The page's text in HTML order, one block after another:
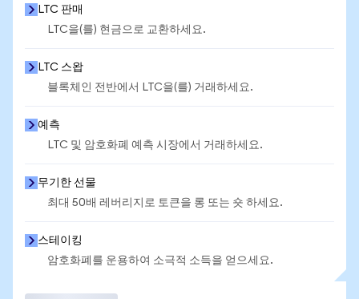
LTC 판매
LTC을(를) 현금으로 교환하세요.
LTC 스왑
블록체인 전반에서 LTC을(를) 거래하세요.
예측
LTC 및 암호화폐 예측 시장에서 거래하세요.
무기한 선물
최대 50배 레버리지로 토큰을 롱 또는 숏 하세요.
스테이킹
암호화폐를 운용하여 소극적 소득을 얻으세요.